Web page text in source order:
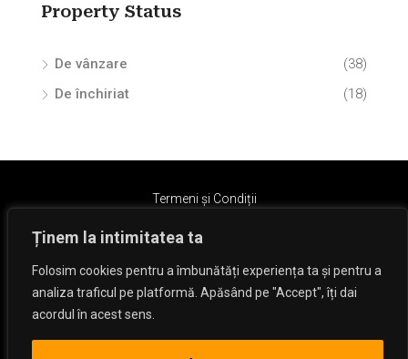
Ținem la intimitatea ta
Folosim cookies pentru a îmbunătăți experiența ta și pentru a
analiza traficul pe platformă. Apăsând pe "Accept", îți dai
acordul în acest sens.
Property Status
De vânzare
(38)
De închiriat
(18)
Termeni și Condiții